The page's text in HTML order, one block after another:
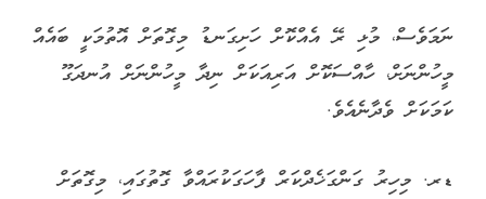
ނަމަވެސް، މުޅި ރޭ އެއްކޮށް ހަށިގަނޑު މިގޮތަށް އޮތުމަކީ ބައެއް
މީހުންނަށް، ހާއްސަކޮށް އަރިއަކަށް ނިދާ މީހުންނަށް އުނދަގޫ
ކަމަކަށް ވެދާނެއެވެ.
ޑރ. މިހިރު ގަންގަޚެދްކަރް ފާހަގަކުރައްވާ ގޮތުގައި، މިގޮތަށް